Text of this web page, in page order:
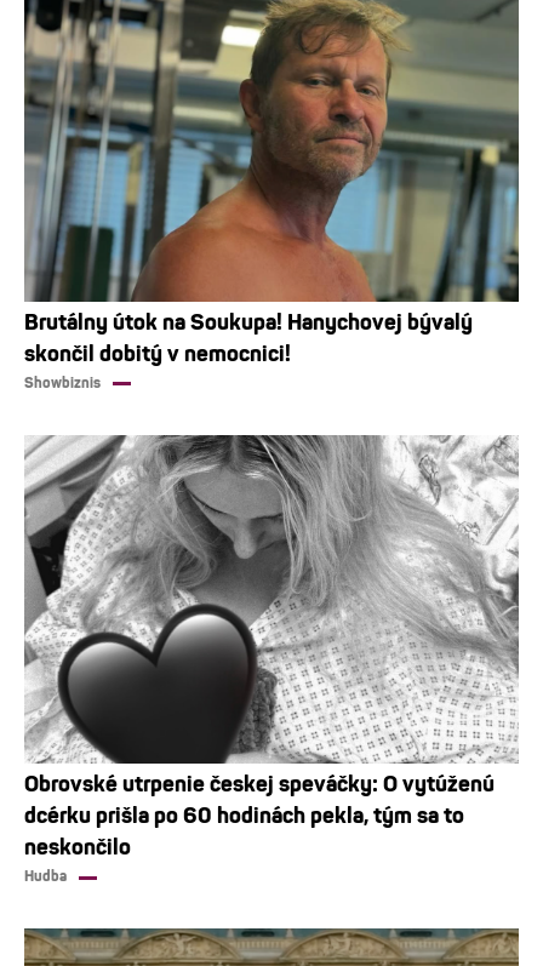
Brutálny útok na Soukupa! Hanychovej bývalý
skončil dobitý v nemocnici!
Showbiznis
Obrovské utrpenie českej speváčky: O vytúženú
dcérku prišla po 60 hodinách pekla, tým sa to
neskončilo
Hudba